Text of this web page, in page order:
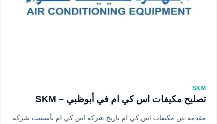
SKM
تصليح مكيفات اس كي ام في أبوظبي – SKM
مقدمة عن مكيفات اس كي ام تاريخ شركة اس كي ام تأسست شركة